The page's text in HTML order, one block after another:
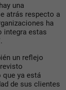
una
atrás respecto a
ha
integra estas
un reflejo
que ya está
de sus clientes